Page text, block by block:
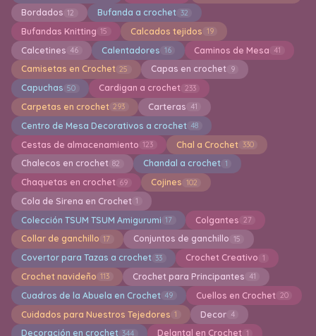
Bordados 12 Bufanda a crochet 32
Bufandas Knitting 15 Calcados tejidos 19
Calcetines 46 Calentadores 16 Caminos de Mesa 41
Camisetas en Crochet 25 Capas en crochet 9
Capuchas 50 Cardigan a crochet 233
Carpetas en crochet 293 Carteras 41
Centro de Mesa Decorativos a crochet 48
Cestas de almacenamiento 123 Chal a Crochet 330
Chalecos en crochet 82 Chandal a crochet 1
Chaquetas en crochet 69 Cojines 102
Cola de Sirena en Crochet 1
Colección TSUM TSUM Amigurumi 17 Colgantes 27
Collar de ganchillo 17 Conjuntos de ganchillo 15
Covertor para Tazas a crochet 33 Crochet Creativo 1
Crochet navideño 113 Crochet para Principantes 41
Cuadros de la Abuela en Crochet 49 Cuellos en Crochet 20
Cuidados para Nuestros Tejedores 1 Decor 4
Decoración en crochet 344 Delantal en Crochet 1